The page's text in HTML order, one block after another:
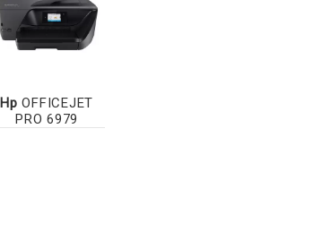
Hp OFFICEJET
PRO 6979